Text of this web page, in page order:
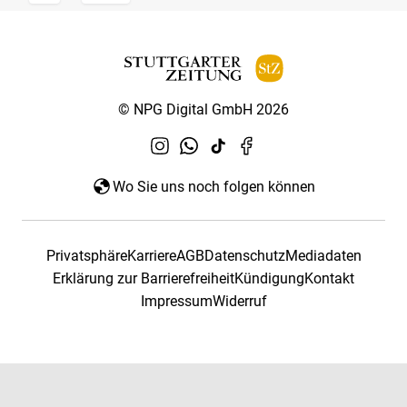
© NPG Digital GmbH 2026
Wo Sie uns noch folgen können
PrivatsphäreKarriereAGBDatenschutzMediadaten
Erklärung zur BarrierefreiheitKündigungKontakt
ImpressumWiderruf